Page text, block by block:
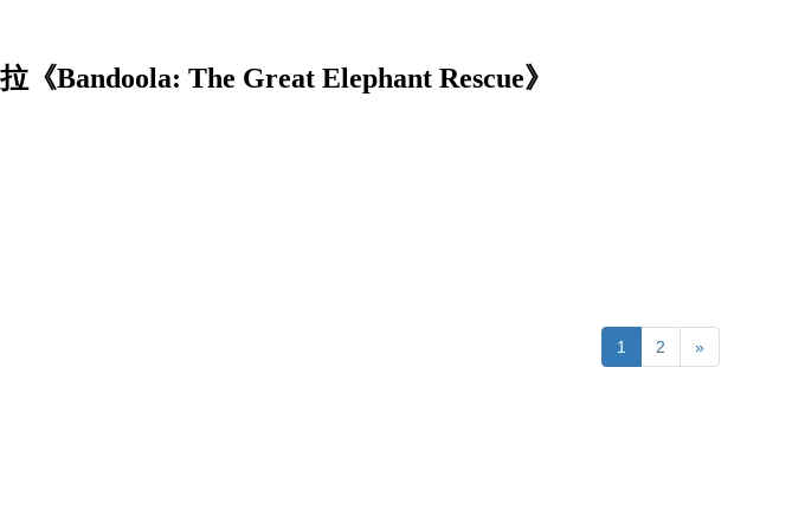
《Bandoola: The Great Elephant Rescue》
1 2 »